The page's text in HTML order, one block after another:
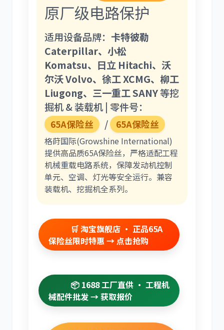
斗山
奔驰 加藤
卡尔玛 杰西博
丰田
约翰迪尔
原厂级电路保护
适用设备品牌： 卡特彼勒
Caterpillar、小松
Komatsu、日立 Hitachi、沃
尔沃 Volvo、徐工 XCMG、柳工
Liugong、三一重工 SANY等挖
掘机 & 装载机 | 零件号：
65A保险丝 / 65A保险丝
格莳国际(Growshine International)
提供高品质65A保险丝，严格适配工程
机械重载电路系统，保障发动机控制
单元、空调、灯光等安全运行。兼容
装载机、挖掘机全系列。
🛒 淘宝旗舰店 · 正品65A
保险丝限时特惠 → 点击抢购
📦 1688 工厂直供 · 工程机
械配件批发 → 获取报价